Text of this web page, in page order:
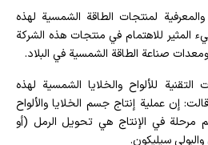
والمعرفية لمنتجات الطاقة الشمسية لهذه
المثير للاهتمام في منتجات هذه الشركة
صناعة الطاقة الشمسية في البلاد.
للألواح والخلايا الشمسية لهذه
إن عملية إنتاج جسم الخلايا والألواح
مرحلة في الإنتاج هي تحويل الرمل (أو
سيليكون.